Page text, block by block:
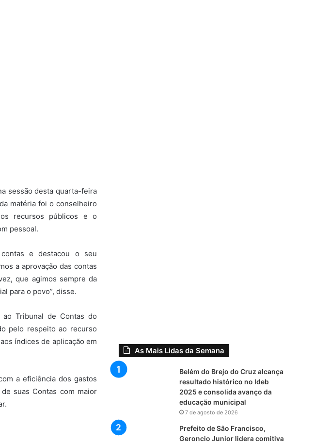
sessão desta quarta-feira
matéria foi o conselheiro
recursos públicos e o
pessoal.
e destacou o seu
a aprovação das contas
que agimos sempre da
para o povo”, disse.
ao Tribunal de Contas do
pelo respeito ao recurso
índices de aplicação em
a eficiência dos gastos
suas Contas com maior
As Mais Lidas da Semana
Belém do Brejo do Cruz alcança
resultado histórico no Ideb
2025 e consolida avanço da
educação municipal
7 de agosto de 2026
Prefeito de São Francisco,
Geroncio Junior lidera comitiva